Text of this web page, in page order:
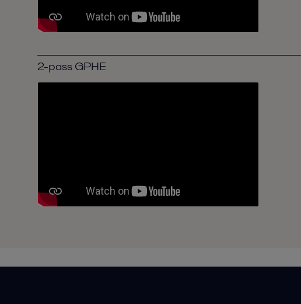
2-pass GPHE